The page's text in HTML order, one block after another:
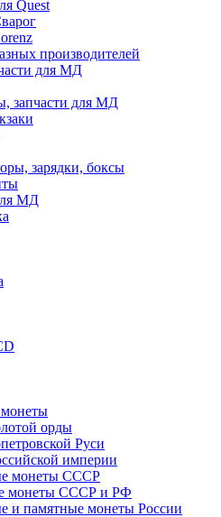
Quest
производителей
для МД
запчасти для МД
зарядки, боксы
МД
орды
Руси
империи
монеты СССР
монеты СССР и РФ
и памятные монеты России